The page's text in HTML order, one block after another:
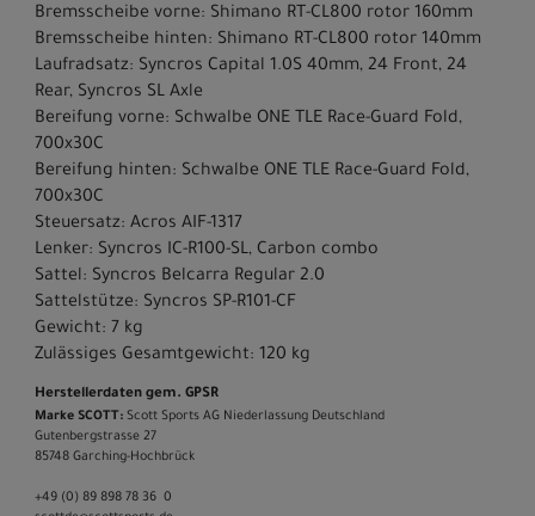
Bremsscheibe vorne: Shimano RT-CL800 rotor 160mm
Bremsscheibe hinten: Shimano RT-CL800 rotor 140mm
Laufradsatz: Syncros Capital 1.0S 40mm, 24 Front, 24
Rear, Syncros SL Axle
Bereifung vorne: Schwalbe ONE TLE Race-Guard Fold,
700x30C
Bereifung hinten: Schwalbe ONE TLE Race-Guard Fold,
700x30C
Steuersatz: Acros AIF-1317
Lenker: Syncros IC-R100-SL, Carbon combo
Sattel: Syncros Belcarra Regular 2.0
Sattelstütze: Syncros SP-R101-CF
Gewicht: 7 kg
Zulässiges Gesamtgewicht: 120 kg
Herstellerdaten gem. GPSR
Marke SCOTT: Scott Sports AG Niederlassung Deutschland
Gutenbergstrasse 27
85748 Garching-­Hochbrück
+49 (0) 89 898 78 36 ­ 0